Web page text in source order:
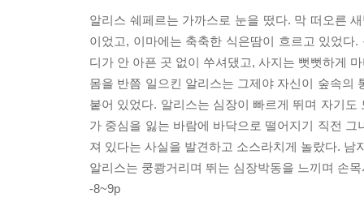
알리스 쉐페르는 가까스로 눈을 떴다. 막 떠오른
이었고, 이마에는 축축한 식은땀이 흐르고 있었
디가 안 아픈 곳 없이 쑤셔댔고, 사지는 뻣뻣하게
몸을 반쯤 일으킨 알리스는 그제야 자신이 숲속의
붙어 있었다. 알리스는 심장이 빠르게 뛰며 자기
가 중심을 잃는 바람에 바닥으로 떨어지기 직전
져 있다는 사실을 발견하고 소스라치게 놀랐다. 남
알리스는 쿵쾅거리며 뛰는 심장박동을 느끼며 손
-8~9p